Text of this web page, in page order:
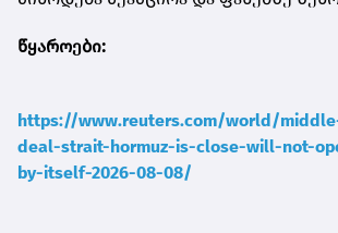
წყაროები:
https://www.reuters.com/world/
deal-strait-hormuz-is-close-will-not-
by-itself-2026-08-08/